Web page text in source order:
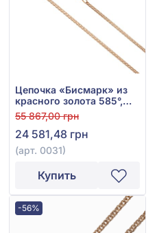
Цепочка «Бисмарк» из
красного золота 585°,
без вставки, арт. 0031
55 867,00 грн
24 581,48 грн
(арт. 0031)
Купить
-56%